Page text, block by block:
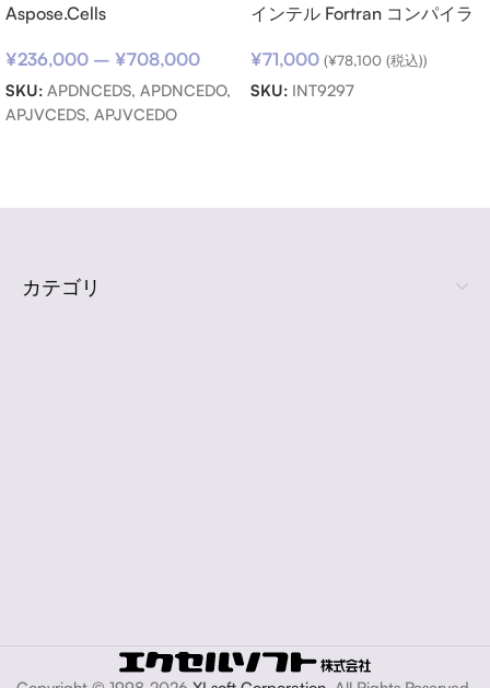
Aspose.Cells
¥236,000 – ¥708,000
SKU: APDNCEDS, APDNCEDO,
APJVCEDS, APJVCEDO
インテル Fortran コンパイラ
(期限内更新用)
¥71,000 (¥78,100 (税込))
SKU: INT9297
カテゴリ